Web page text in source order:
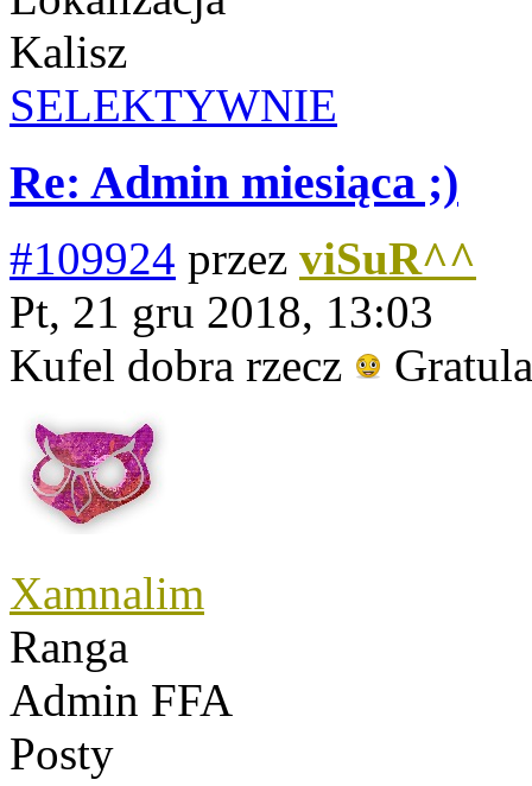
Kalisz
SELEKTYWNIE
Re: Admin miesiąca ;)
#109924 przez viSuR^^
Pt, 21 gru 2018, 13:03
Kufel dobra rzecz
Xamnalim
Ranga
Admin FFA
Posty